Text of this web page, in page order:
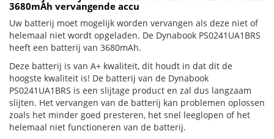
3680mAh vervangende accu
Uw batterij moet mogelijk worden vervangen als deze niet of
helemaal niet wordt opgeladen. De Dynabook PS0241UA1BRS
heeft een batterij van 3680mAh.
Deze batterij is van A+ kwaliteit, dit houdt in dat dit de
hoogste kwaliteit is! De batterij van de Dynabook
PS0241UA1BRS is een slijtage product en zal dus langzaam
slijten. Het vervangen van de batterij kan problemen oplossen
zoals het minder goed presteren, het snel leeglopen of het
helemaal niet functioneren van de batterij.